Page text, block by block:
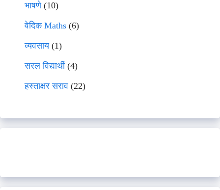
भाषणे(10)
वेदिक Maths (6)
व्यवसाय(1)
सरल विद्यार्थी(4)
हस्ताक्षर सराव (22)